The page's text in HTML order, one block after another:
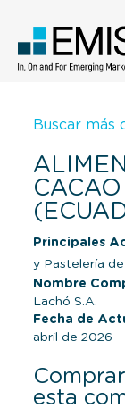
Buscar más
Principales
y Pastelería
Nombre
Lachó S.A.
Fecha de
abril de 2026
esta